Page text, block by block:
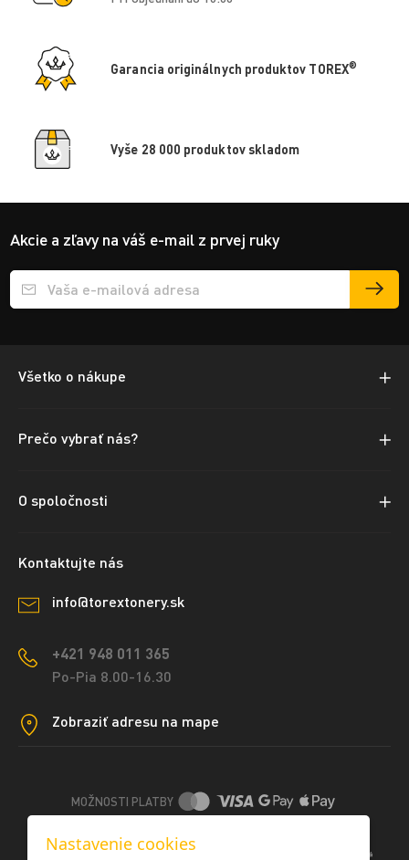
Garancia originálnych produktov TOREX®
Vyše 28 000 produktov skladom
Akcie a zľavy na váš e-mail z prvej ruky
Přihlášení e-mailu k odběru
Všetko o nákupe
Prečo vybrať nás?
O spoločnosti
Kontaktujte nás
info@torextonery.sk
+421 948 011 365
Po-Pia 8.00-16.30
Zobraziť adresu na mape
MOŽNOSTI PLATBY
Nastavenie cookies